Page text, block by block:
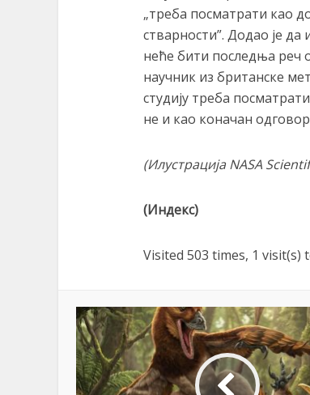
„треба посматрати као
стварности”. Додао је
неће бити последња реч
научник из британске
студију треба
не и као коначан
(Илустрација NASA
(Индекс)
Visited 503 times, 1 visit(s)